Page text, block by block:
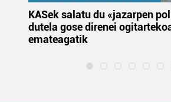
KASek salatu du «jazarpen
dutela gose direnei
emateagatik